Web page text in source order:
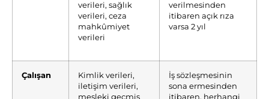
verileri, sağlık
verileri, ceza
mahkûmiyet
verileri
verilmesinden
itibaren açık rıza
varsa 2 yıl
Çalışan
Kimlik verileri,
iletişim verileri,
mesleki geçmiş
İş sözleşmesinin
sona ermesinden
itibaren, herhangi